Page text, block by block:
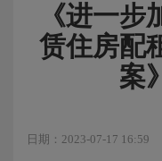
《进一
赁住房配
案
日期：2023-07-17 16:59